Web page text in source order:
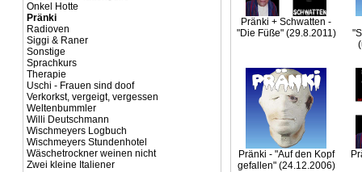
Onkel Hotte
Pränki
Radioven
Siggi & Raner
Sonstige
Sprachkurs
Therapie
Uschi - Frauen sind doof
Verkorkst, vergeigt, vergessen
Weltenbummler
Willi Deutschmann
Wischmeyers Logbuch
Wischmeyers Stundenhotel
Wäschetrockner weinen nicht
Zwei kleine Italiener
Pränki + Schwatten -
"Die Füße" (29.8.2011)
Pränki - "Auf den Kopf
gefallen" (24.12.2006)